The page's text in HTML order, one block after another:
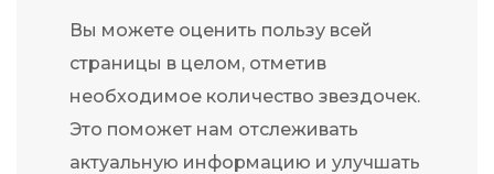
Вы можете оценить пользу всей
страницы в целом, отметив
необходимое количество звездочек.
Это поможет нам отслеживать
актуальную информацию и улучшать